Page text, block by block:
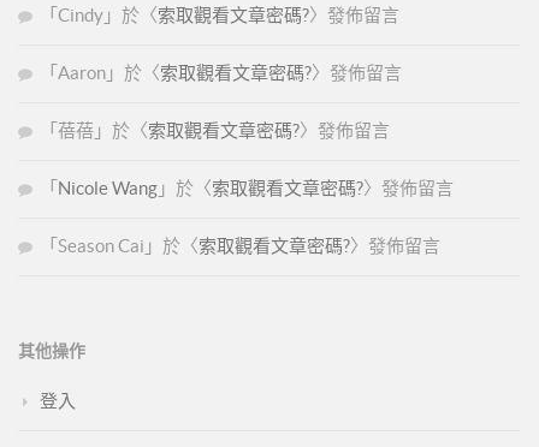
「 Cindy 」於〈索取觀看文章密碼?〉發佈留言
「 Aaron 」於〈索取觀看文章密碼?〉發佈留言
「 蓓蓓 」於〈索取觀看文章密碼?〉發佈留言
「 Nicole Wang 」於〈索取觀看文章密碼?〉發佈留言
「 Season Cai 」於〈索取觀看文章密碼?〉發佈留言
其他操作
登入